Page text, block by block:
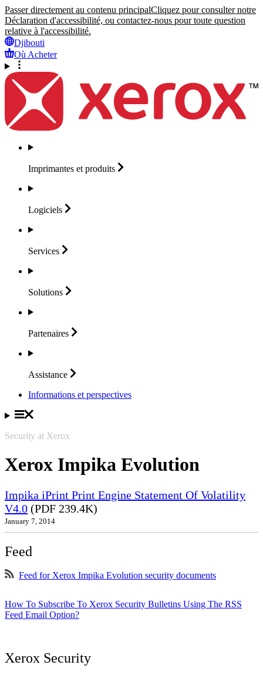
Passer directement au contenu principalCliquez pour consulter notre
Déclaration d'accessibilité, ou contactez-nous pour toute question
relative à l'accessibilité.
Djibouti
Où Acheter
Imprimantes et produits
Logiciels
Services
Solutions
Partenaires
Assistance
Informations et perspectives
Security at Xerox
Xerox Impika Evolution
Impika iPrint Print Engine Statement Of Volatility
V4.0 (PDF 239.4K)
January 7, 2014
Feed
Feed for Xerox Impika Evolution security documents
How To Subscribe To Xerox Security Bulletins Using The RSS
Feed Email Option?
Xerox Security